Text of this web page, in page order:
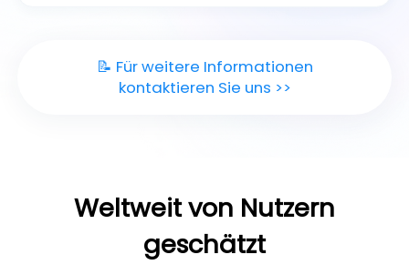
📝 Für weitere Informationen
kontaktieren Sie uns >>
Weltweit von Nutzern
geschätzt